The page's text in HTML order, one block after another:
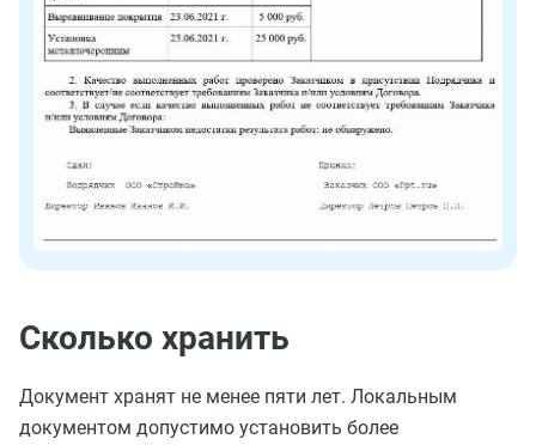
Сколько хранить
Документ хранят не менее пяти лет. Локальным
документом допустимо установить более